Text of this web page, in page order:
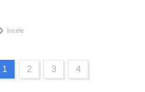
İncele
1 2 3 4